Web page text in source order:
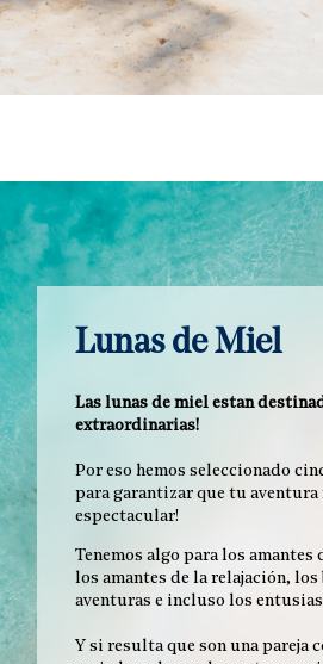
Lunas de Miel
Las lunas de miel estan
extraordinarias!
Por eso hemos seleccionado
para garantizar que tu aventura
espectacular!
Tenemos algo para los amantes
los amantes de la relajación, los
aventuras e incluso los
Y si resulta que son una pareja